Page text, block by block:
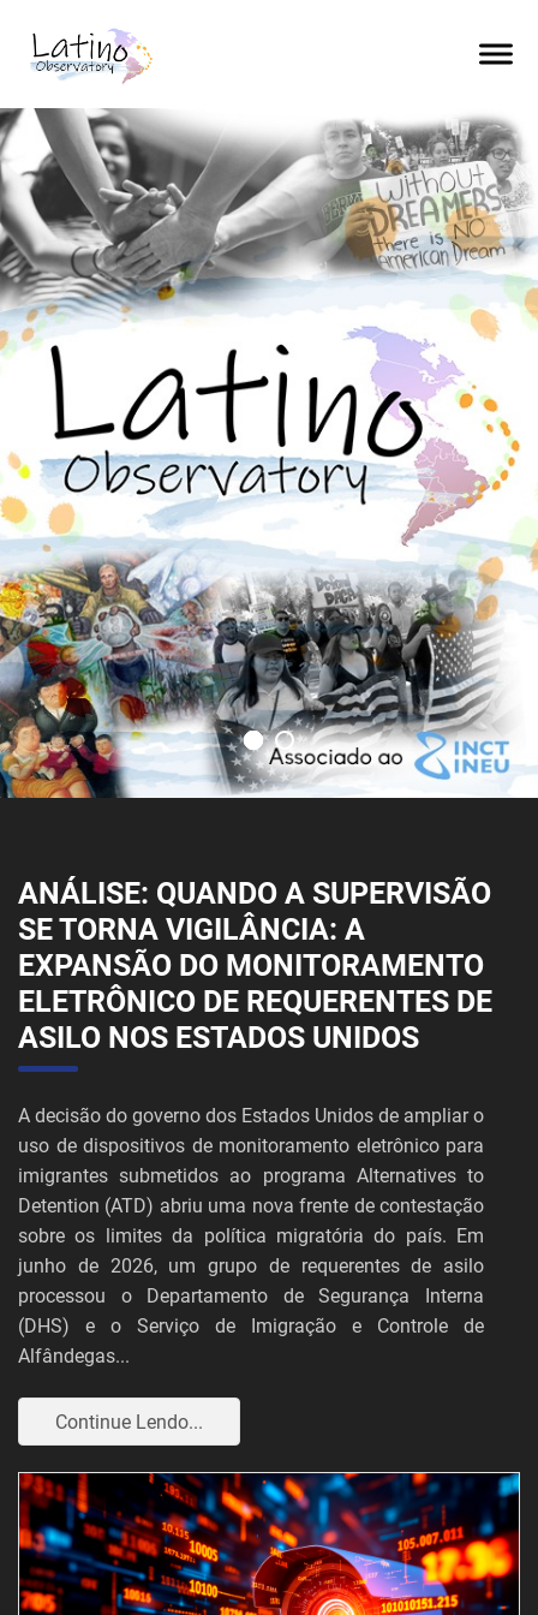
ANÁLISE: QUANDO A SUPERVISÃO
SE TORNA VIGILÂNCIA: A
EXPANSÃO DO MONITORAMENTO
ELETRÔNICO DE REQUERENTES DE
ASILO NOS ESTADOS UNIDOS
A decisão do governo dos Estados Unidos de ampliar o
uso de dispositivos de monitoramento eletrônico para
imigrantes submetidos ao programa Alternatives to
Detention (ATD) abriu uma nova frente de contestação
sobre os limites da política migratória do país. Em
junho de 2026, um grupo de requerentes de asilo
processou o Departamento de Segurança Interna
(DHS) e o Serviço de Imigração e Controle de
Alfândegas...
Continue Lendo...